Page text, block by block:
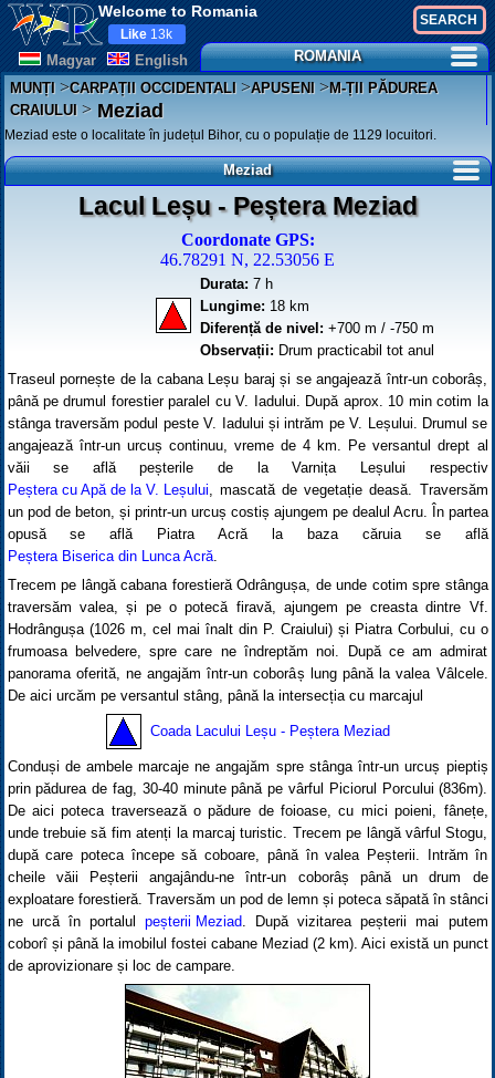
Welcome to Romania
Magyar English
Like 13k
ROMANIA
MUNȚI>CARPAȚII OCCIDENTALI>APUSENI>M-ȚII PĂDUREA
CRAIULUI>Meziad
Meziad este o localitate în județul Bihor, cu o populație de 1129 locuitori.
Meziad
Lacul Leșu - Peștera Meziad
Coordonate GPS:
46.78291 N, 22.53056 E
Durata: 7 h
Lungime: 18 km
Diferență de nivel: +700 m / -750 m
Observații: Drum practicabil tot anul
Traseul pornește de la cabana Leșu baraj și se angajează într-un coborâș,
până pe drumul forestier paralel cu V. Iadului. După aprox. 10 min cotim la
stânga traversăm podul peste V. Iadului și intrăm pe V. Leșului. Drumul se
angajează într-un urcuș continuu, vreme de 4 km. Pe versantul drept al
văii se află peșterile de la Varnița Leșului respectiv
Peștera cu Apă de la V. Leșului , mascată de vegetație deasă. Traversăm
un pod de beton, și printr-un urcuș costiș ajungem pe dealul Acru. În partea
opusă se află Piatra Acră la baza căruia se află
Peștera Biserica din Lunca Acră.
Trecem pe lângă cabana forestieră Odrângușa, de unde cotim spre stânga
traversăm valea, și pe o potecă firavă, ajungem pe creasta dintre Vf.
Hodrângușa (1026 m, cel mai înalt din P. Craiului) și Piatra Corbului, cu o
frumoasa belvedere, spre care ne îndreptăm noi. După ce am admirat
panorama oferită, ne angajăm într-un coborâș lung până la valea Vâlcele.
De aici urcăm pe versantul stâng, până la intersecția cu marcajul
Coada Lacului Leșu - Peștera Meziad
Conduși de ambele marcaje ne angajăm spre stânga într-un urcuș pieptiș
prin pădurea de fag, 30-40 minute până pe vârful Piciorul Porcului (836m).
De aici poteca traversează o pădure de foioase, cu mici poieni, fânețe,
unde trebuie să fim atenți la marcaj turistic. Trecem pe lângă vârful Stogu,
după care poteca începe să coboare, până în valea Peșterii. Intrăm în
cheile văii Peșterii angajându-ne într-un coborâș până un drum de
exploatare forestieră. Traversăm un pod de lemn și poteca săpată în stânci
ne urcă în portalul peșterii Meziad. După vizitarea peșterii mai putem
coborî și până la imobilul fostei cabane Meziad (2 km). Aici există un punct
de aprovizionare și loc de campare.